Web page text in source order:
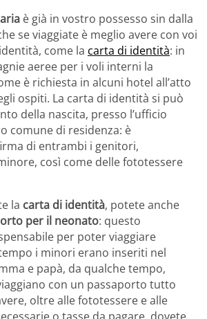
è già in vostro possesso sin dalla
se viaggiate è meglio avere con voi
come la carta di identità: in
aeree per i voli interni la
è richiesta in alcuni hotel all’atto
ospiti. La carta di identità si può
della nascita, presso l’ufficio
comune di residenza: è
di entrambi i genitori,
così come delle fototessere
la carta di identità, potete anche
per il neonato: questo
per poter viaggiare
i minori erano inseriti nel
e papà, da qualche tempo,
con un passaporto tutto
oltre alle fototessere e alle
o tasse da pagare, dovete